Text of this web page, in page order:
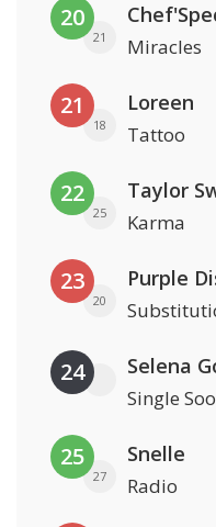
20
21 Miracles
21
18
Loreen
Tattoo
22
25
Taylor
Karma
23
20
Purple
24 Selena
Single
25
27
Snelle
Radio